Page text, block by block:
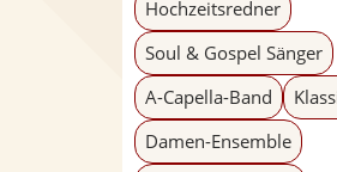
Hochzeitsredner
Soul & Gospel Sänger
A-Capella-Band
Damen-Ensemble